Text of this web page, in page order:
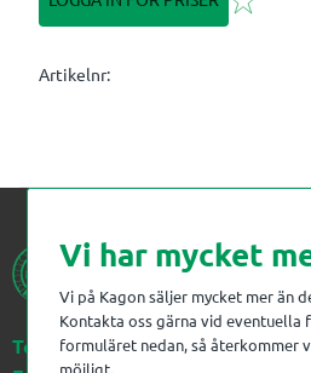
Artikelnr
Telefon:023-383 18 00
Vi har mycket
Vi på Kagon säljer mycket mer än
Kontakta oss gärna vid
formuläret nedan, så återkommer
möjligt.